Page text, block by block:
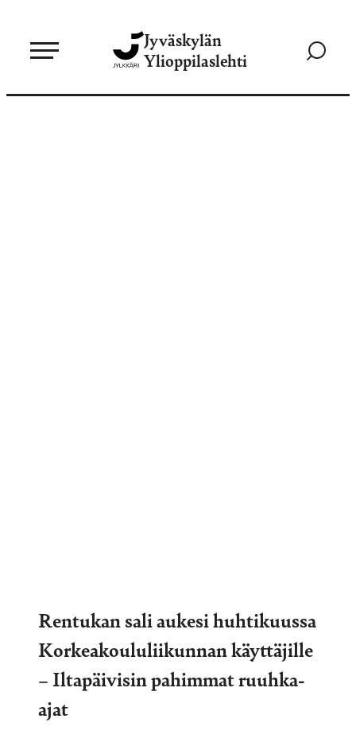
sisältöön
Jyväskylän
Ylioppilaslehti
Siirry
Rentukan sali aukesi huhtikuussa
Korkeakoululiikunnan käyttäjille
– Iltapäivisin pahimmat ruuhka-
ajat